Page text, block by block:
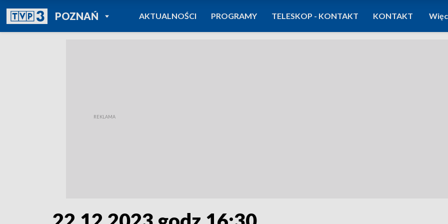
POZNAŃPOWRÓT DO
TVP REGIONY
AKTUALNOŚCI PROGRAMY TELESKOP - KONTAKT KONTAKT